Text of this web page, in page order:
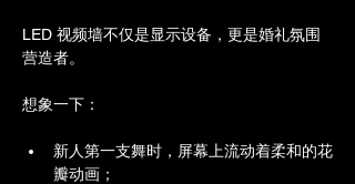
LED 视频墙不仅是显示设备，更是婚礼氛围
营造者。
想象一下：
新人第一支舞时，屏幕上流动着柔和的花
瓣动画；